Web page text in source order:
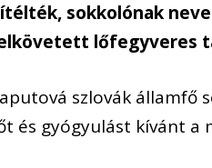
sokkolónak
lőfegyveres
szlovák államfő
és gyógyulást kívánt a